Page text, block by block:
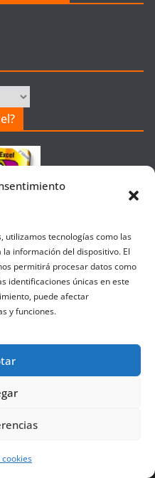
utilizamos tecnologías como las
información del dispositivo. El
permitirá procesar datos como
identificaciones únicas en este
puede afectar
y funciones.
cookies
basket. Todos los derechos